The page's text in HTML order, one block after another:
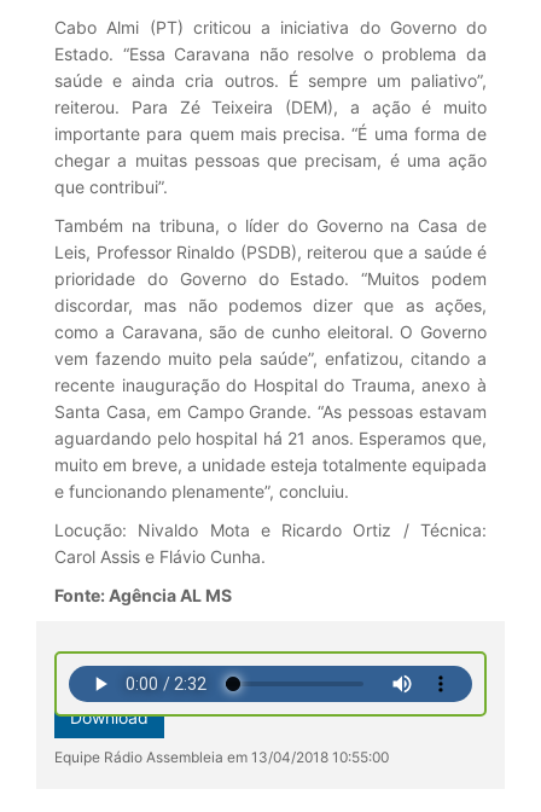
Cabo Almi (PT) criticou a iniciativa do Governo do
Estado. “Essa Caravana não resolve o problema da
saúde e ainda cria outros. É sempre um paliativo”,
reiterou. Para Zé Teixeira (DEM), a ação é muito
importante para quem mais precisa. “É uma forma de
chegar a muitas pessoas que precisam, é uma ação
que contribui”.
Também na tribuna, o líder do Governo na Casa de
Leis, Professor Rinaldo (PSDB), reiterou que a saúde é
prioridade do Governo do Estado. “Muitos podem
discordar, mas não podemos dizer que as ações,
como a Caravana, são de cunho eleitoral. O Governo
vem fazendo muito pela saúde”, enfatizou, citando a
recente inauguração do Hospital do Trauma, anexo à
Santa Casa, em Campo Grande. “As pessoas estavam
aguardando pelo hospital há 21 anos. Esperamos que,
muito em breve, a unidade esteja totalmente equipada
e funcionando plenamente”, concluiu.
Locução: Nivaldo Mota e Ricardo Ortiz / Técnica:
Carol Assis e Flávio Cunha.
Fonte: Agência AL MS
Download
Equipe Rádio Assembleia em 13/04/2018 10:55:00